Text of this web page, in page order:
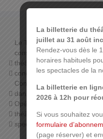
Le THÉÂTRE DE LA SINNE
constitué de :
théâtre de boulevard,
concerts (orchestre
Conservatoire, harmonies…),
danse (Ballet du Rhin,
Opéra,
théâtre jeune public,
spectacles associatifs…
La billetterie du
juillet au 31 août
Rendez-vous dès le
horaires habituels
les spectacles de la
La billetterie en
2026 à 12h pour
Si vous souhaitez
formulaire
(page réserver) et